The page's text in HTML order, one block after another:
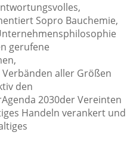
Sopro Bauchemie,
gerufene
aller Größen
den
2030der Vereinten
Handeln verankert und